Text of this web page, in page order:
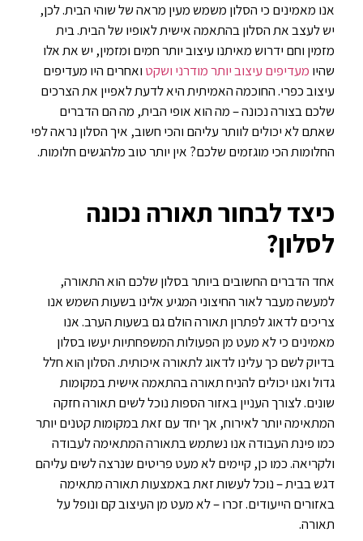
אנו מאמינים כי הסלון משמש מעין מראה של שוהי הבית. לכן,
יש לעצב את הסלון בהתאמה אישית לאופיו של הבית. בית
מזמין וחם ידרוש מאיתנו עיצוב יותר חמים ומזמין, יש את אלו
שהיו מעדיפים עיצוב יותר מודרני ושקט ואחרים היו מעדיפים
עיצוב כפרי. החוכמה האמיתית היא לדעת לאפיין את הצרכים
שלכם בצורה נכונה – מה הוא אופי הבית, מה הם הדברים
שאתם לא יכולים לוותר עליהם והכי חשוב, איך הסלון נראה לפי
החלומות הכי מוגזמים שלכם? אין יותר טוב מלהגשים חלומות.
כיצד לבחור תאורה נכונה
לסלון?
אחד הדברים החשובים ביותר בסלון שלכם הוא התאורה,
למעשה מעבר לאור החיצוני המגיע אלינו בשעות השמש אנו
צריכים לדאוג לפתרון תאורה הולם גם בשעות הערב. אנו
מאמינים כי לא מעט מן הפעולות המשפחתיות יעשו בסלון
בדיוק לשם כך עלינו לדאוג לתאורה איכותית. הסלון הוא חלל
גדול ואנו יכולים להניח תאורה בהתאמה אישית במקומות
שונים. לצורך העניין באזור הספות נוכל לשים תאורה חזקה
המתאימה יותר לאירוח, אך יחד עם זאת במקומות קטנים יותר
כמו פינת העבודה אנו נשתמש בתאורה המתאימה לעבודה
ולקריאה. כמו כן, קיימים לא מעט פריטים שנרצה לשים עליהם
דגש בבית – נוכל לעשות זאת באמצעות תאורה מתאימה
באזורים הייעודים. זכרו – לא מעט מן העיצוב קם ונופל על
תאורה.